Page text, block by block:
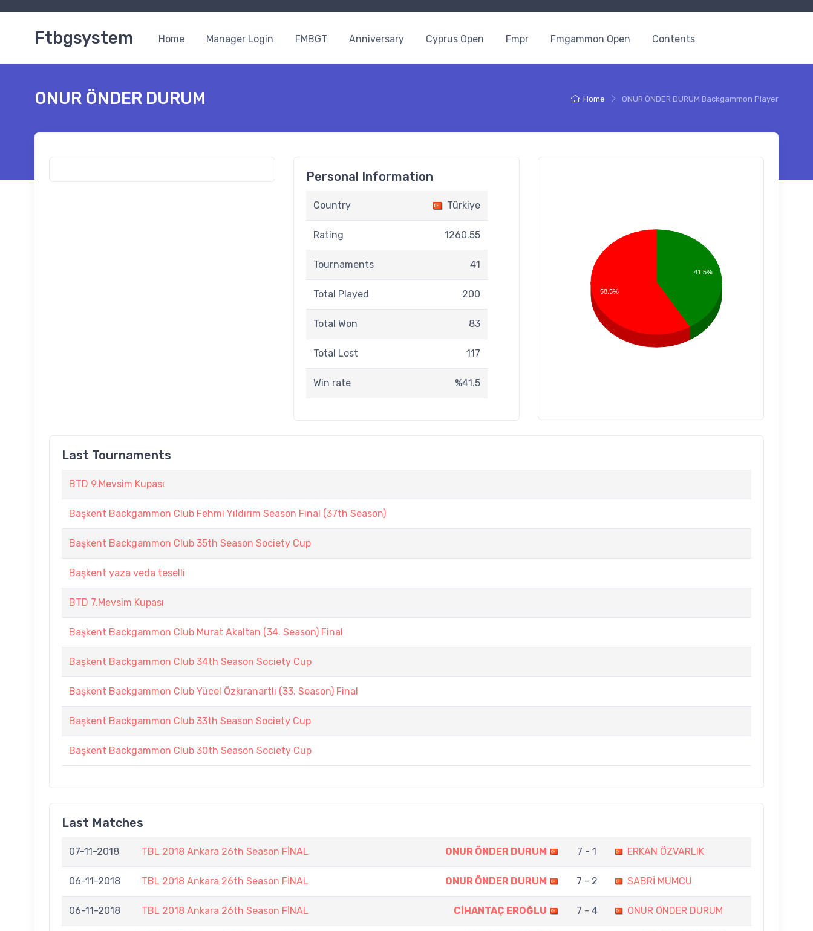
Ftbgsystem Home Manager Login FMBGT Anniversary Cyprus Open Fmpr Fmgammon Open Contents
Home ONUR ÖNDER DURUM Backgammon Player
ONUR ÖNDER DURUM
Personal Information
Country Türkiye
Rating 1260.55
Tournaments 41
Total Played 200
Total Won 83
Total Lost 117
Win rate %41.5
41.5%
58.5%
Last Tournaments
BTD 9.Mevsim Kupası
Başkent Backgammon Club Fehmi Yıldırım Season Final (37th Season)
Başkent Backgammon Club 35th Season Society Cup
Başkent yaza veda teselli
BTD 7.Mevsim Kupası
Başkent Backgammon Club Murat Akaltan (34. Season) Final
Başkent Backgammon Club 34th Season Society Cup
Başkent Backgammon Club Yücel Özkıranartlı (33. Season) Final
Başkent Backgammon Club 33th Season Society Cup
Başkent Backgammon Club 30th Season Society Cup
Last Matches
07-11-2018 TBL 2018 Ankara 26th Season FİNAL ONUR ÖNDER DURUM 7 - 1 ERKAN ÖZVARLIK
06-11-2018 TBL 2018 Ankara 26th Season FİNAL ONUR ÖNDER DURUM 7 - 2 SABRİ MUMCU
06-11-2018 TBL 2018 Ankara 26th Season FİNAL CİHANTAÇ EROĞLU 7 - 4 ONUR ÖNDER DURUM